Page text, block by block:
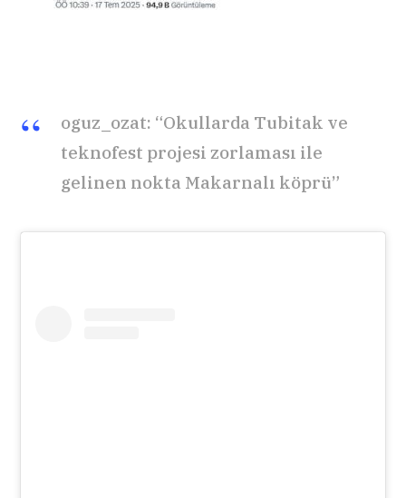
oguz_ozat: “Okullarda Tubitak ve
teknofest projesi zorlaması ile
gelinen nokta Makarnalı köprü”